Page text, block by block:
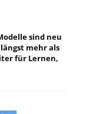
sind neu
mehr als
für Lernen,